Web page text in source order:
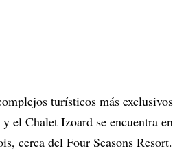
turísticos más exclusivos
el Chalet Izoard se encuentra en
cerca del Four Seasons Resort.